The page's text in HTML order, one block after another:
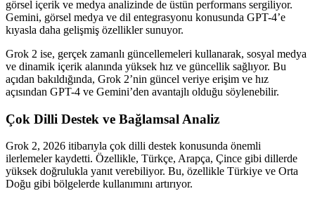
görsel içerik ve medya analizinde de üstün performans sergiliyor.
Gemini, görsel medya ve dil entegrasyonu konusunda GPT-4’e
kıyasla daha gelişmiş özellikler sunuyor.
Grok 2 ise, gerçek zamanlı güncellemeleri kullanarak, sosyal medya
ve dinamik içerik alanında yüksek hız ve güncellik sağlıyor. Bu
açıdan bakıldığında, Grok 2’nin güncel veriye erişim ve hız
açısından GPT-4 ve Gemini’den avantajlı olduğu söylenebilir.
Çok Dilli Destek ve Bağlamsal Analiz
Grok 2, 2026 itibarıyla çok dilli destek konusunda önemli
ilerlemeler kaydetti. Özellikle, Türkçe, Arapça, Çince gibi dillerde
yüksek doğrulukla yanıt verebiliyor. Bu, özellikle Türkiye ve Orta
Doğu gibi bölgelerde kullanımını artırıyor.